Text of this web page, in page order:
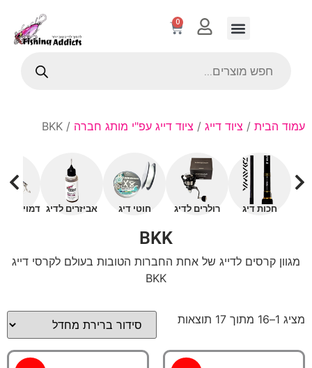
0
עמוד הבית / ציוד דייג / ציוד דייג עפ"י מותג חברה / BKK
חכות דיג רולרים לדיג חוטי דיג אביזרים לדיג דמויים
BKK
מגוון קרסים לדייג של אחת החברות הטובות בעולם לקרסי דייג
BKK
מציג 1–16 מתוך 17 תוצאות